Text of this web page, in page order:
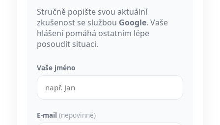
Stručně popište svou aktuální
zkušenost se službou Google. Vaše
hlášení pomáhá ostatním lépe
posoudit situaci.
Vaše jméno
E-mail (nepovinné)